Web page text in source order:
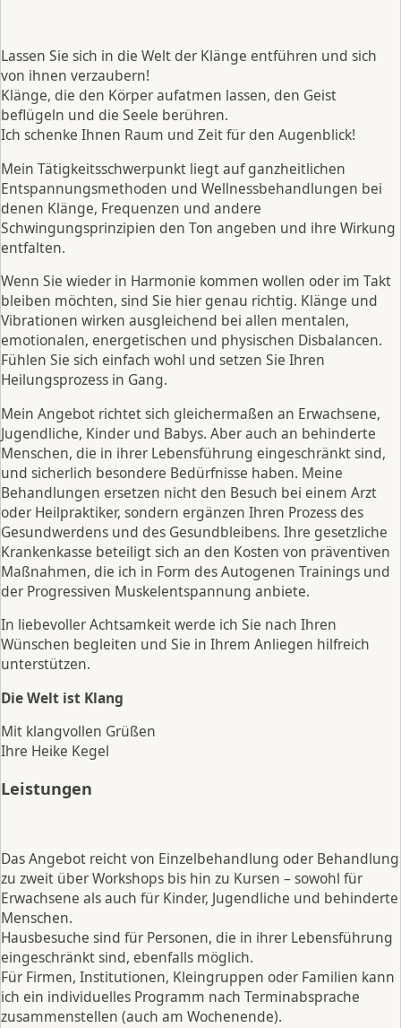
Lassen Sie sich in die Welt der Klänge entführen und sich
von ihnen verzaubern!
Klänge, die den Körper aufatmen lassen, den Geist
beflügeln und die Seele berühren.
Ich schenke Ihnen Raum und Zeit für den Augenblick!
Mein Tätigkeitsschwerpunkt liegt auf ganzheitlichen
Entspannungsmethoden und Wellnessbehandlungen bei
denen Klänge, Frequenzen und andere
Schwingungsprinzipien den Ton angeben und ihre Wirkung
entfalten.
Wenn Sie wieder in Harmonie kommen wollen oder im Takt
bleiben möchten, sind Sie hier genau richtig. Klänge und
Vibrationen wirken ausgleichend bei allen mentalen,
emotionalen, energetischen und physischen Disbalancen.
Fühlen Sie sich einfach wohl und setzen Sie Ihren
Heilungsprozess in Gang.
Mein Angebot richtet sich gleichermaßen an Erwachsene,
Jugendliche, Kinder und Babys. Aber auch an behinderte
Menschen, die in ihrer Lebensführung eingeschränkt sind,
und sicherlich besondere Bedürfnisse haben. Meine
Behandlungen ersetzen nicht den Besuch bei einem Arzt
oder Heilpraktiker, sondern ergänzen Ihren Prozess des
Gesundwerdens und des Gesundbleibens. Ihre gesetzliche
Krankenkasse beteiligt sich an den Kosten von präventiven
Maßnahmen, die ich in Form des Autogenen Trainings und
der Progressiven Muskelentspannung anbiete.
In liebevoller Achtsamkeit werde ich Sie nach Ihren
Wünschen begleiten und Sie in Ihrem Anliegen hilfreich
unterstützen.
Die Welt ist Klang
Mit klangvollen Grüßen
Ihre Heike Kegel
Leistungen
Das Angebot reicht von Einzelbehandlung oder Behandlung
zu zweit über Workshops bis hin zu Kursen – sowohl für
Erwachsene als auch für Kinder, Jugendliche und behinderte
Menschen.
Hausbesuche sind für Personen, die in ihrer Lebensführung
eingeschränkt sind, ebenfalls möglich.
Für Firmen, Institutionen, Kleingruppen oder Familien kann
ich ein individuelles Programm nach Terminabsprache
zusammenstellen (auch am Wochenende).